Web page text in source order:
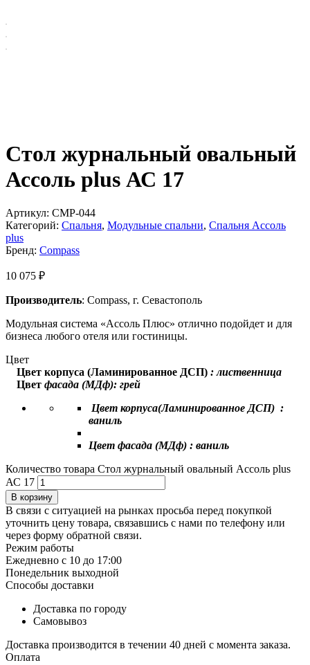
Стол журнальный овальный
Ассоль plus АС 17
Артикул: CMP-044
Категорий: Спальня, Модульные спальни, Спальня Ассоль
plus
Бренд: Compass
10 075 ₽
Производитель: Compass, г. Севастополь
Модульная система «Ассоль Плюс» отлично подойдет и для
бизнеса любого отеля или гостиницы.
Цвет
Цвет корпуса (Ламинированное ДСП) : лиственница
Цвет фасада (МДф): грей
Цвет корпуса(Ламинированное ДСП) :
ваниль
Цвет фасада (МДф) : ваниль
Количество товара Стол журнальный овальный Ассоль plus
АС 17
В корзину
В связи с ситуацией на рынках просьба перед покупкой
уточнить цену товара, связавшись с нами по телефону или
через форму обратной связи.
Режим работы
Ежедневно с 10 до 17:00
Понедельник выходной
Способы доставки
Доставка по городу
Самовывоз
Доставка производится в течении 40 дней с момента заказа.
Оплата